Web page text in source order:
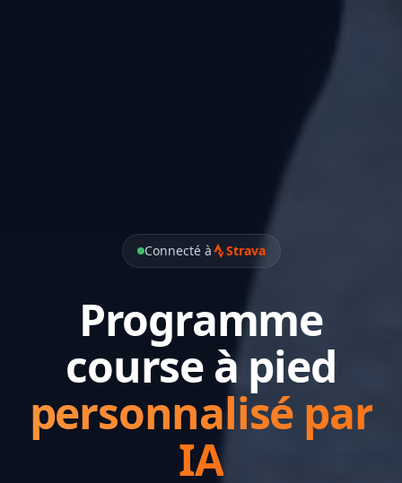
Connecté à Strava
Programme
course à pied
personnalisé par
IA